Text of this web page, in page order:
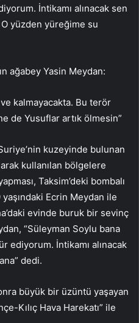
İntikamı alınacak sen
yüzden yüreğime su
ağabey Yasin Meydan:
ve kalmayacakta. Bu terör
de Yusuflar artık ölmesin”
kuzeyinde bulunan
kullanılan bölgelere
Taksim’deki bombalı
yaşındaki Ecrin Meydan ile
evinde buruk bir sevinç
“Süleyman Soylu bana
ediyorum. İntikamı alınacak
dedi.
büyük bir üzüntü yaşayan
Kılıç Hava Harekatı” ile